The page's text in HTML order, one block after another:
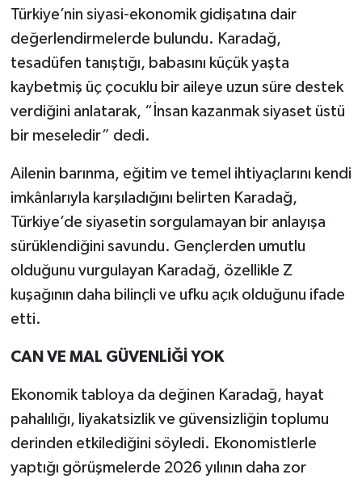
Türkiye’nin siyasi-ekonomik gidişatına dair
değerlendirmelerde bulundu. Karadağ,
tesadüfen tanıştığı, babasını küçük yaşta
kaybetmiş üç çocuklu bir aileye uzun süre destek
verdiğini anlatarak, “İnsan kazanmak siyaset üstü
bir meseledir” dedi.
Ailenin barınma, eğitim ve temel ihtiyaçlarını kendi
imkânlarıyla karşıladığını belirten Karadağ,
Türkiye’de siyasetin sorgulamayan bir anlayışa
sürüklendiğini savundu. Gençlerden umutlu
olduğunu vurgulayan Karadağ, özellikle Z
kuşağının daha bilinçli ve ufku açık olduğunu ifade
etti.
CAN VE MAL GÜVENLİĞİ YOK
Ekonomik tabloya da değinen Karadağ, hayat
pahalılığı, liyakatsizlik ve güvensizliğin toplumu
derinden etkilediğini söyledi. Ekonomistlerle
yaptığı görüşmelerde 2026 yılının daha zor